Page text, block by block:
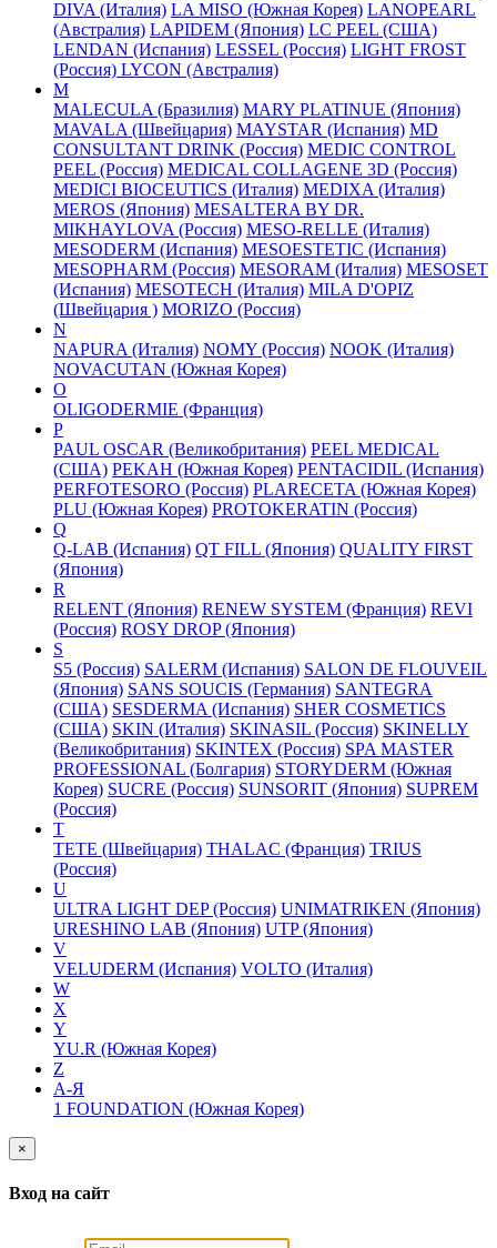
DIVA (Италия) LA MISO (Южная Корея) LANOPEARL
(Австралия) LAPIDEM (Япония) LC PEEL (США)
LENDAN (Испания) LESSEL (Россия) LIGHT FROST
(Россия) LYCON (Австралия)
M
MALECULA (Бразилия) MARY PLATINUE (Япония)
MAVALA (Швейцария) MAYSTAR (Испания) MD
CONSULTANT DRINK (Россия) MEDIC CONTROL
PEEL (Россия) MEDICAL COLLAGENE 3D (Россия)
MEDICI BIOCEUTICS (Италия) MEDIXA (Италия)
MEROS (Япония) MESALTERA BY DR.
MIKHAYLOVA (Россия) MESO-RELLE (Италия)
MESODERM (Испания) MESOESTETIC (Испания)
MESOPHARM (Россия) MESORAM (Италия) MESOSET
(Испания) MESOTECH (Италия) MILA D'OPIZ
(Швейцария ) MORIZO (Россия)
N
NAPURA (Италия) NOMY (Россия) NOOK (Италия)
NOVACUTAN (Южная Корея)
O
OLIGODERMIE (Франция)
P
PAUL OSCAR (Великобритания) PEEL MEDICAL
(США) PEKAH (Южная Корея) PENTACIDIL (Испания)
PERFOTESORO (Россия) PLARECETA (Южная Корея)
PLU (Южная Корея) PROTOKERATIN (Россия)
Q
Q-LAB (Испания) QT FILL (Япония) QUALITY FIRST
(Япония)
R
RELENT (Япония) RENEW SYSTEM (Франция) REVI
(Россия) ROSY DROP (Япония)
S
S5 (Россия) SALERM (Испания) SALON DE FLOUVEIL
(Япония) SANS SOUCIS (Германия) SANTEGRA
(США) SESDERMA (Испания) SHER COSMETICS
(США) SKIN (Италия) SKINASIL (Россия) SKINELLY
(Великобритания) SKINTEX (Россия) SPA MASTER
PROFESSIONAL (Болгария) STORYDERM (Южная
Корея) SUCRE (Россия) SUNSORIT (Япония) SUPREM
(Россия)
T
TETE (Швейцария) THALAC (Франция) TRIUS
(Россия)
U
ULTRA LIGHT DEP (Россия) UNIMATRIKEN (Япония)
URESHINO LAB (Япония) UTP (Япония)
V
VELUDERM (Испания) VOLTO (Италия)
W
X
Y
YU.R (Южная Корея)
Z
А-Я
1 FOUNDATION (Южная Корея)
×
Вход на сайт